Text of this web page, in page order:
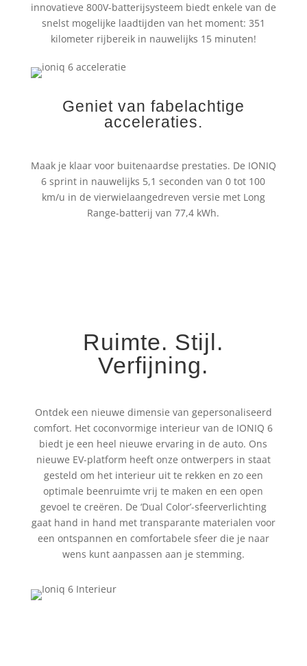
innovatieve 800V-batterijsysteem biedt enkele van de
snelst mogelijke laadtijden van het moment: 351
kilometer rijbereik in nauwelijks 15 minuten!
Geniet van fabelachtige
acceleraties.
Maak je klaar voor buitenaardse prestaties. De IONIQ
6 sprint in nauwelijks 5,1 seconden van 0 tot 100
km/u in de vierwielaangedreven versie met Long
Range-batterij van 77,4 kWh.
Ruimte. Stijl.
Verfijning.
Ontdek een nieuwe dimensie van gepersonaliseerd
comfort. Het coconvormige interieur van de IONIQ 6
biedt je een heel nieuwe ervaring in de auto. Ons
nieuwe EV-platform heeft onze ontwerpers in staat
gesteld om het interieur uit te rekken en zo een
optimale beenruimte vrij te maken en een open
gevoel te creëren. De ‘Dual Color’-sfeerverlichting
gaat hand in hand met transparante materialen voor
een ontspannen en comfortabele sfeer die je naar
wens kunt aanpassen aan je stemming.